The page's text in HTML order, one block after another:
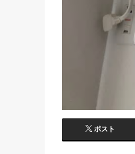
ポスト